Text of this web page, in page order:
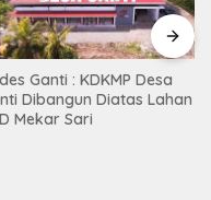
Ganti : KDKMP Desa
Dibangun Diatas Lahan
Mekar Sari